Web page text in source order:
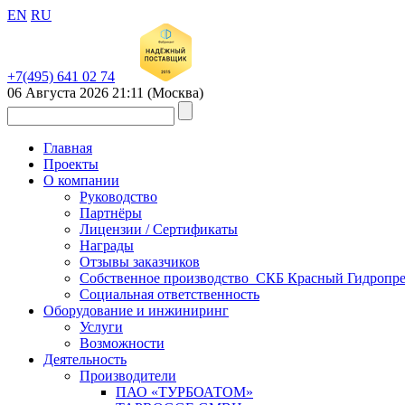
EN RU
+7(495) 641 02 74
06 Августа 2026 21:11 (Москва)
Главная
Проекты
О компании
Руководство
Партнёры
Лицензии / Сертификаты
Награды
Отзывы заказчиков
Собственное производство_СКБ Красный
Социальная ответственность
Оборудование и инжиниринг
Услуги
Возможности
Деятельность
Производители
ПАО «ТУРБОАТОМ»